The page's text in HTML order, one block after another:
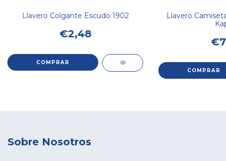
Llavero Colgante Escudo 1902
€2,48
Llavero
Sobre Nosotros